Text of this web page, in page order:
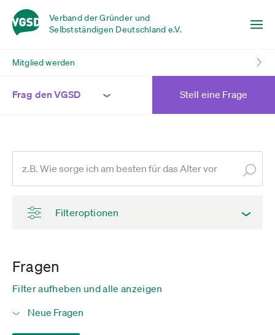
Verband der Gründer und
Selbstständigen Deutschland e.V.
Mitglied werden
Frag den VGSD Stell eine Frage
Filteroptionen
Fragen
Filter aufheben und alle anzeigen